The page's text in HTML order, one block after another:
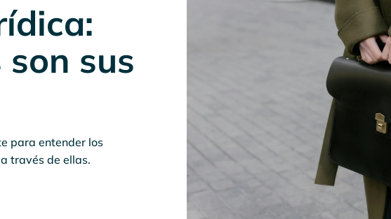
son sus
para entender los
través de ellas.